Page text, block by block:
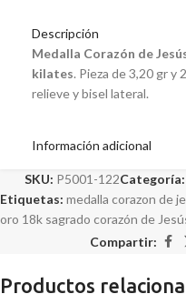
Descripción
Medalla Corazón de
kilates. Pieza de 3,20 gr y
relieve y bisel lateral.
Información adicional
SKU: P5001-122Categoría:
Etiquetas: medalla corazon de
oro 18k sagrado corazón de
Compartir:
Productos